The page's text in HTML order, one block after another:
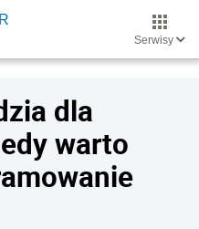
Serwisy
dla
warto